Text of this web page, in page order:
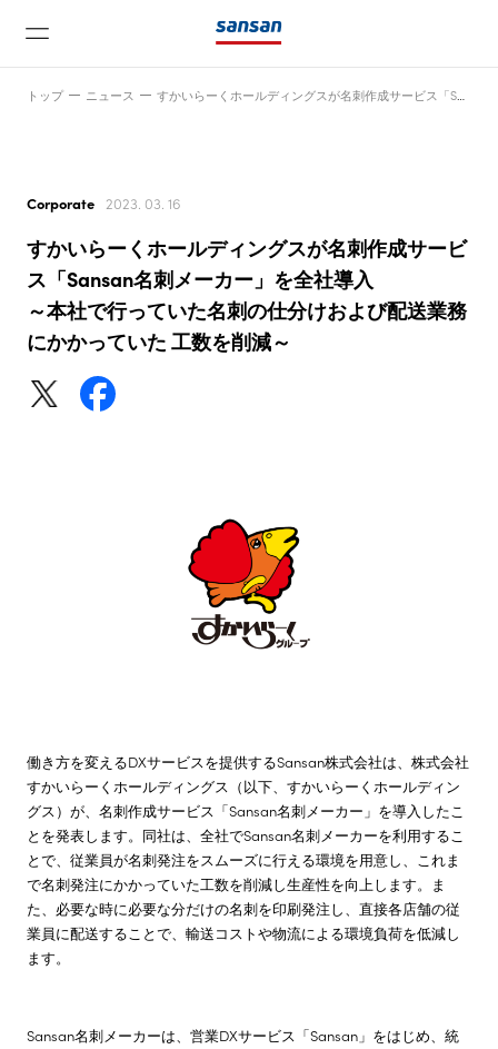
ニュース
サービス
テクノロジー
トップ ニュース
Corporate 2023. 03. 16
すかいらーくホールディングスが名刺作成サービ
ス「Sansan名刺メーカー」を全社導入
～本社で行っていた名刺の仕分けおよび配送業務
にかかっていた 工数を削減～
働き方を変えるDXサービスを提供するSansan株式会社は、株式会社
すかいらーくホールディングス（以下、すかいらーくホールディン
グス）が、名刺作成サービス「Sansan名刺メーカー」を導入したこ
とを発表します。同社は、全社でSansan名刺メーカーを利用するこ
とで、従業員が名刺発注をスムーズに行える環境を用意し、これま
で名刺発注にかかっていた工数を削減し生産性を向上します。ま
た、必要な時に必要な分だけの名刺を印刷発注し、直接各店舗の従
業員に配送することで、輸送コストや物流による環境負荷を低減し
ます。
Sansan名刺メーカーは、営業DXサービス「Sansan」をはじめ、統